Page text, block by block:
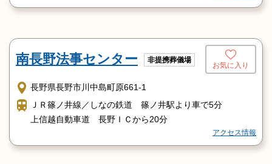
南長野法事センター 非提携葬儀場
お気に入り
長野県長野市川中島町原661-1
ＪＲ篠ノ井線／しなの鉄道 篠ノ井駅より車で5分
上信越自動車道 長野ＩＣから20分
アクセス情報